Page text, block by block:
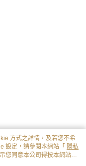
方式之詳情，及若您不希
設定，請參閱本網站「 隱私
您同意本公司得按本網站使